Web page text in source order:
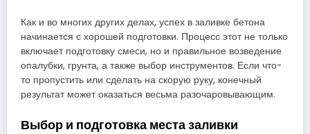
Как и во многих других делах, успех в заливке бетона
начинается с хорошей подготовки. Процесс этот не только
включает подготовку смеси, но и правильное возведение
опалубки, грунта, а также выбор инструментов. Если что-
то пропустить или сделать на скорую руку, конечный
результат может оказаться весьма разочаровывающим.
Выбор и подготовка места заливки